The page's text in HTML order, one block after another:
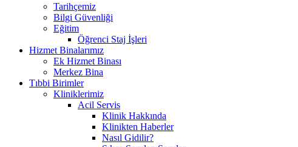
Tarihçemiz
Bilgi Güvenliği
Eğitim
Öğrenci Staj İşleri
Hizmet Binalarımız
Ek Hizmet Binası
Merkez Bina
Tıbbi Birimler
Kliniklerimiz
Acil Servis
Klinik Hakkında
Klinikten Haberler
Nasıl Gidilir?